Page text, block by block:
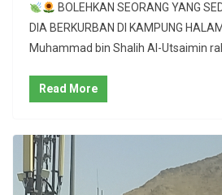
BOLEHKAN SEORANG YANG
DIA BERKURBAN DI KAMPUNG
Muhammad bin Shalih Al-Utsaimin
Read More